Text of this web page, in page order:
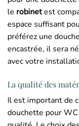
le robinetest
espace suffisant
préférez une
encastrée, il sera
avec votre
La qualité des
Il est important de
douchette pour